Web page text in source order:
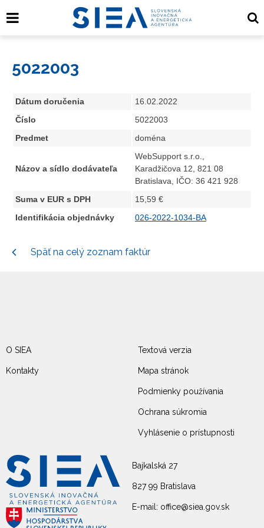
5022003
Dátum doručenia
16.02.2022
Číslo
5022003
Predmet
doména
Názov a sídlo dodávateľa
WebSupport s.r.o.,
Karadžičova 12, 821 08
Bratislava, IČO: 36 421 928
Suma v EUR s DPH
15,59 €
Identifikácia objednávky
026-2022-1034-BA
Späť na celý zoznam faktúr
Bajkalská 27
827 99 Bratislava
E-mail: office@siea.gov.sk
O SIEA
Kontakty
Textová verzia
Mapa stránok
Podmienky používania
Ochrana súkromia
Vyhlásenie o prístupnosti